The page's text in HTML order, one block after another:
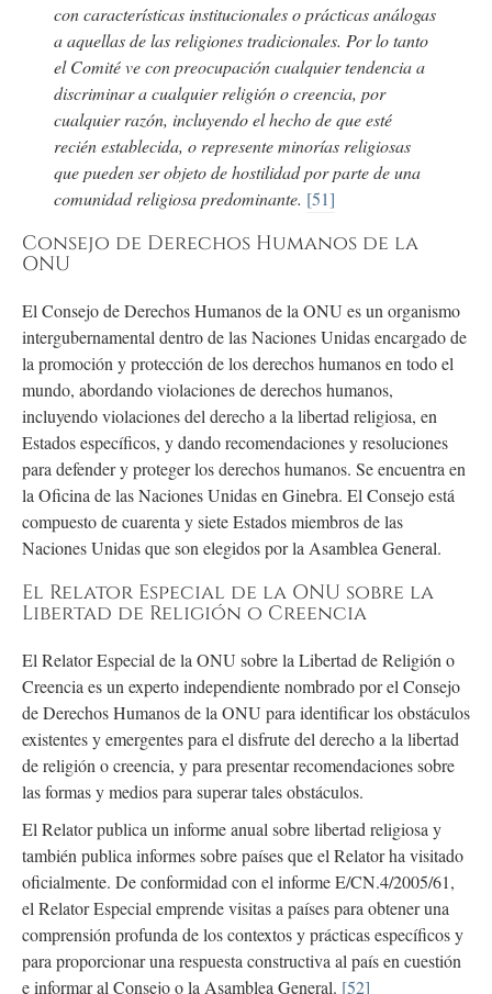
con características institucionales o prácticas análogas
a aquellas de las religiones tradicionales. Por lo tanto
el Comité ve con preocupación cualquier tendencia a
discriminar a cualquier religión o creencia, por
cualquier razón, incluyendo el hecho de que esté
recién establecida, o represente minorías religiosas
que pueden ser objeto de hostilidad por parte de una
comunidad religiosa predominante. [51]
Consejo de Derechos Humanos de la
ONU
El Consejo de Derechos Humanos de la ONU es un organismo
intergubernamental dentro de las Naciones Unidas encargado de
la promoción y protección de los derechos humanos en todo el
mundo, abordando violaciones de derechos humanos,
incluyendo violaciones del derecho a la libertad religiosa, en
Estados específicos, y dando recomendaciones y resoluciones
para defender y proteger los derechos humanos. Se encuentra en
la Oficina de las Naciones Unidas en Ginebra. El Consejo está
compuesto de cuarenta y siete Estados miembros de las
Naciones Unidas que son elegidos por la Asamblea General.
El Relator Especial de la ONU sobre la
Libertad de Religión o Creencia
El Relator Especial de la ONU sobre la Libertad de Religión o
Creencia es un experto independiente nombrado por el Consejo
de Derechos Humanos de la ONU para identificar los obstáculos
existentes y emergentes para el disfrute del derecho a la libertad
de religión o creencia, y para presentar recomendaciones sobre
las formas y medios para superar tales obstáculos.
El Relator publica un informe anual sobre libertad religiosa y
también publica informes sobre países que el Relator ha visitado
oficialmente. De conformidad con el informe E/CN.4/2005/61,
el Relator Especial emprende visitas a países para obtener una
comprensión profunda de los contextos y prácticas específicos y
para proporcionar una respuesta constructiva al país en cuestión
e informar al Consejo o la Asamblea General. [52]